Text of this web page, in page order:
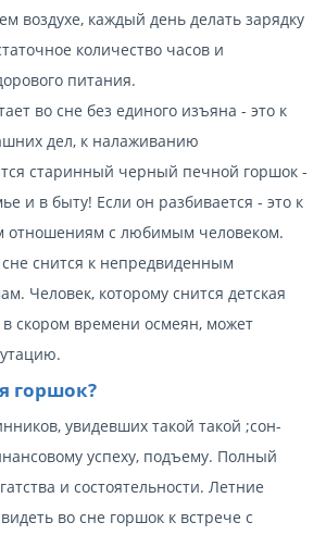
воздухе, каждый день делать зарядку
количество часов и
питания.
во сне без единого изъяна - это к
дел, к налаживанию
старинный черный печной горшок -
и в быту! Если он разбивается - это к
с любимым человеком.
снится к непредвиденным
Человек, которому снится детская
скором времени осмеян, может
горшок?
увидевших такой такой ;сон-
успеху, подъему. Полный
и состоятельности. Летние
во сне горшок к встрече с